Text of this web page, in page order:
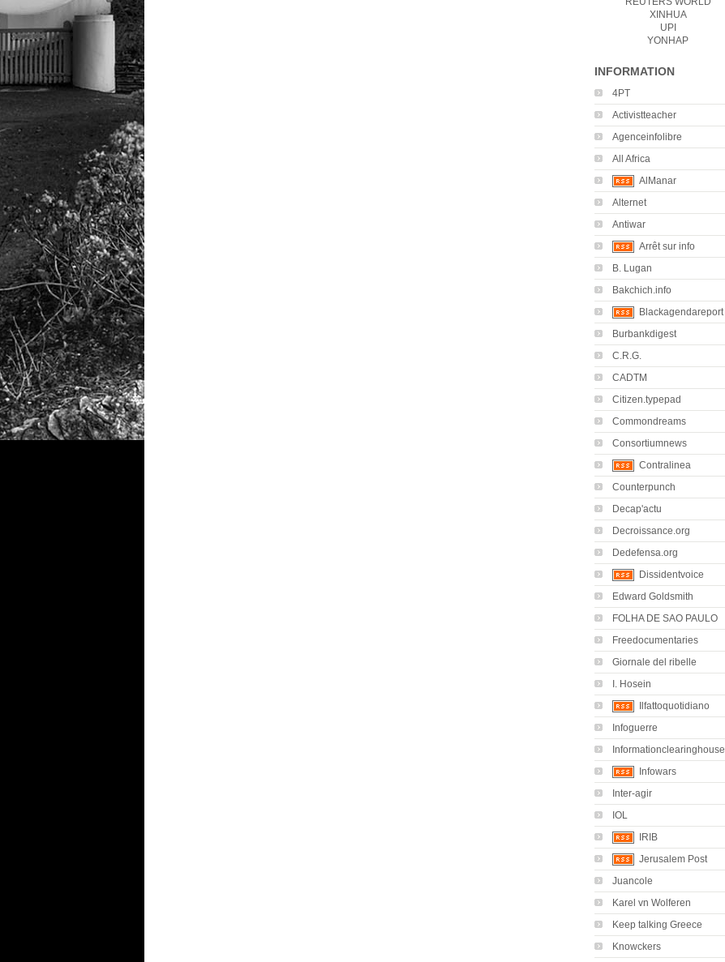
XINHUA
UPI
YONHAP
INFORMATION
4PT
Activistteacher
Agenceinfolibre
All Africa
AlManar
Alternet
Antiwar
Arrêt sur info
B. Lugan
Bakchich.info
Blackagendareport
Burbankdigest
C.R.G.
CADTM
Citizen.typepad
Commondreams
Consortiumnews
Contralinea
Counterpunch
Decap'actu
Decroissance.org
Dedefensa.org
Dissidentvoice
Edward Goldsmith
FOLHA DE SAO PAULO
Freedocumentaries
Giornale del ribelle
I. Hosein
Ilfattoquotidiano
Infoguerre
Informationclearinghouse
Infowars
Inter-agir
IOL
IRIB
Jerusalem Post
Juancole
Karel vn Wolferen
Keep talking Greece
Knowckers